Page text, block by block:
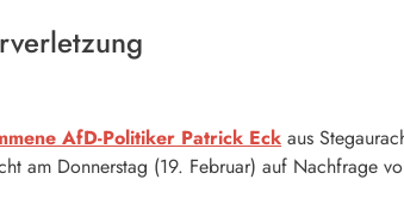
AfD-Politiker Patrick Eck aus
am Donnerstag (19. Februar) auf Nachfrage